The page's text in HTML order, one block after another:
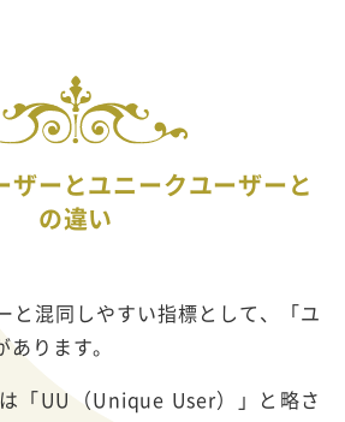
ザーとユニークユーザーと
の違い
と混同しやすい指標として、「ユ
ります。
「UU（Unique User）」と略さ